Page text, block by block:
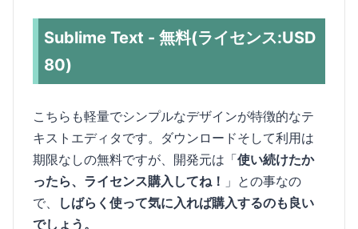
Sublime Text - 無料(ライセンス:USD
80)
こちらも軽量でシンプルなデザインが特徴的なテ
キストエディタです。ダウンロードそして利用は
期限なしの無料ですが、開発元は「使い続けたか
ったら、ライセンス購入してね！ 」との事なの
で、
しばらく使って気に入れば購入するのも良い
でしょう。